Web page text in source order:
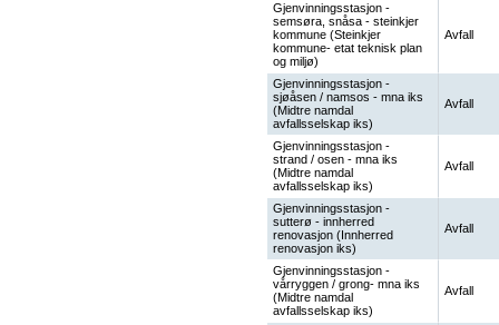
Gjenvinningsstasjon -
semsøra, snåsa - steinkjer
kommune (Steinkjer
kommune- etat teknisk plan
og miljø)
Avfall
Gjenvinningsstasjon -
sjøåsen / namsos - mna iks
(Midtre namdal
avfallsselskap iks)
Avfall
Gjenvinningsstasjon -
strand / osen - mna iks
(Midtre namdal
avfallsselskap iks)
Avfall
Gjenvinningsstasjon -
sutterø - innherred
renovasjon (Innherred
renovasjon iks)
Avfall
Gjenvinningsstasjon -
vårryggen / grong- mna iks
(Midtre namdal
avfallsselskap iks)
Avfall